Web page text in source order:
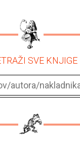
SVE KNJIGE